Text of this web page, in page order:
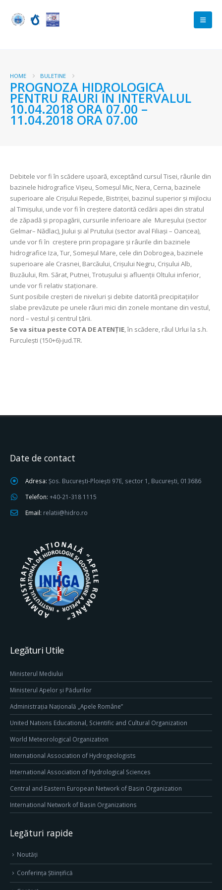
HOME BULETINE
PROGNOZA HIDROLOGICA
PENTRU RAURI ÎN INTERVALUL
10.04.2018 ORA 07.00 –
11.04.2018 ORA 07.00
Debitele vor fi în scădere uşoară, exceptând cursul Tisei, râurile din
bazinele hidrografice Vișeu, Someșul Mic, Nera, Cerna, bazinele
superioare ale Crișului Repede, Bistriței, bazinul superior și mijlociu
al Timișului, unde vor fi în creștere datorită cedării apei din stratul
de zăpadă şi propagării, cursurile inferioare ale Mureşului (sector
Gelmar– Nădlac), Jiului şi al Prutului (sector aval Filiași – Oancea),
unde vor fi în creştere prin propagare și râurile din bazinele
hidrografice Iza, Tur, Someșul Mare, cele din Dobrogea, bazinele
superioare ale Crasnei, Barcăului, Crișului Negru, Crișului Alb,
Buzăului, Rm. Sărat, Putnei, Trotușului și afluenții Oltului inferior,
unde vor fi relativ staționare.
Sunt posibile creșteri de niveluri și debite datorită precipitațiilor
slabe prevăzute pe unele râuri mici din zonele montane din vestul,
nord – vestul și centrul țării.
Se va situa peste COTA DE ATENȚIE, în scădere, râul Urlui la s.h.
Furculeşti (150+6)-jud.TR.
Date de contact
Adresa: Șos. București-Ploiești 97E, sector 1, București, 013686
Telefon: +40-21-318 1115
Email: relatii@hidro.ro
Legături Utile
Ministerul Mediului
Ministerul Apelor și Pădurilor
Administrația Națională „Apele Române”
United Nations Educational, Scientific and Cultural Organization
World Meteorological Organization
International Association of Hydrogeologists
International Association of Hydrological Sciences
Central and Eastern European Network of Basin Organization
International Network of Basin Organizations
Legături rapide
Noutăți
Conferința Științifică